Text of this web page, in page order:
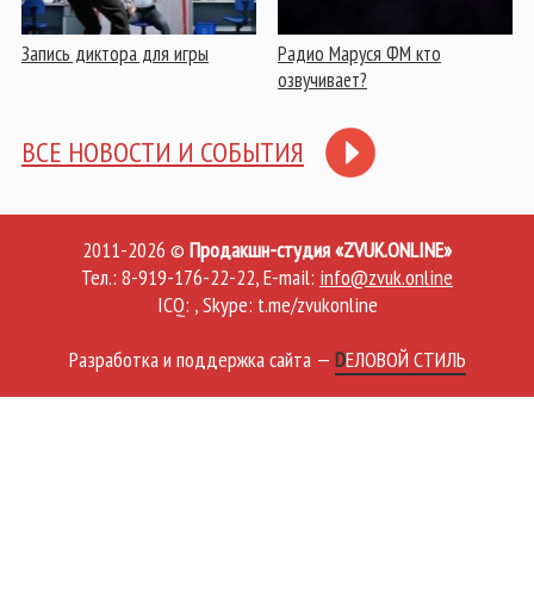
Запись диктора для игры
Радио Маруся ФМ кто
озвучивает?
ВСЕ НОВОСТИ И СОБЫТИЯ
2011-2026 © Продакшн-студия «ZVUK.ONLINE»
Тел.: 8-919-176-22-22, E-mail: info@zvuk.online
ICQ: , Skype: t.me/zvukonline
Разработка и поддержка сайта — DЕЛОВОЙ СТИЛЬ